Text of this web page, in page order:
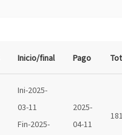
Inicio/final Pago
Ini-2025-
03-11
Fin-2025-
2025-
04-11